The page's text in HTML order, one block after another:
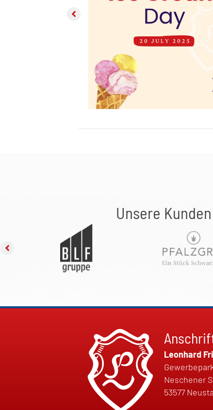
Unsere
Leonhard
Neschener
53577